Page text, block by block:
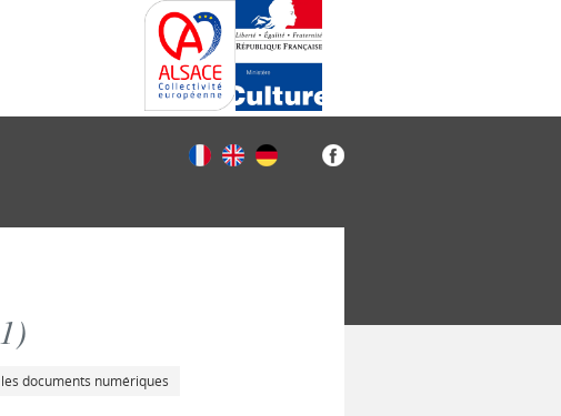
)
documents numériques